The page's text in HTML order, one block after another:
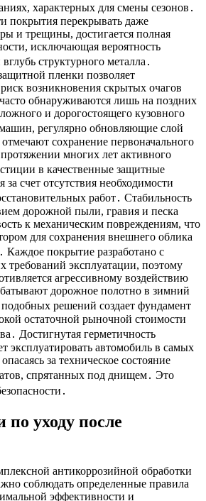
характерных для смены сезонов․
покрытия перекрывать даже
и трещины, достигается полная
исключающая вероятность
структурного металла․
пленки позволяет
возникновения скрытых очагов
обнаруживаются лишь на поздних
и дорогостоящего кузовного
регулярно обновляющие слой
сохранение первоначального
многих лет активного
в качественные защитные
счет отсутствия необходимости
работ․ Стабильность
дорожной пыли, гравия и песка
к механическим повреждениям, что
для сохранения внешнего облика
Каждое покрытие разработано с
требований эксплуатации, поэтому
агрессивному воздействию
дорожное полотно в зимний
решений создает фундамент
остаточной рыночной стоимости
Достигнутая герметичность
эксплуатировать автомобиль в самых
за техническое состояние
спрятанных под днищем․ Это
уходу после
антикоррозийной обработки
соблюдать определенные правила
эффективности и